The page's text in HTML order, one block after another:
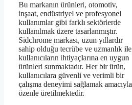
Bu markanın ürünleri, otomotiv,
inşaat, endüstriyel ve profesyonel
kullanımlar gibi farklı sektörlerde
kullanılmak üzere tasarlanmıştır.
Sidchrome markası, uzun yıllardır
sahip olduğu tecrübe ve uzmanlık ile
kullanıcıların ihtiyaçlarına en uygun
ürünleri sunmaktadır. Her bir ürün,
kullanıcılara güvenli ve verimli bir
çalışma deneyimi sağlamak amacıyla
özenle üretilmektedir.